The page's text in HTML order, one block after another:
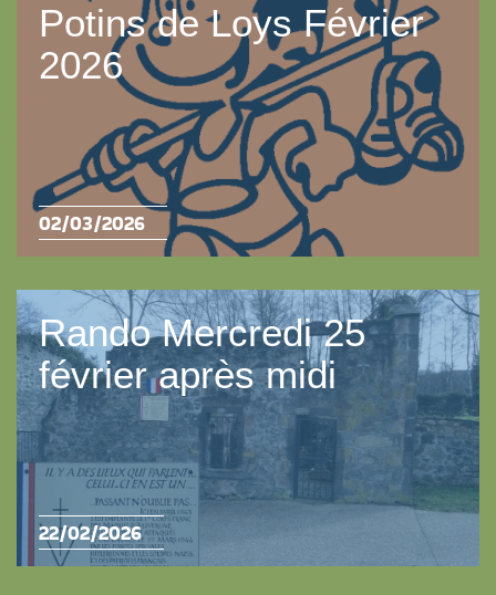
Potins de Loys Février
2026
02/03/2026
Rando Mercredi 25
février après midi
22/02/2026